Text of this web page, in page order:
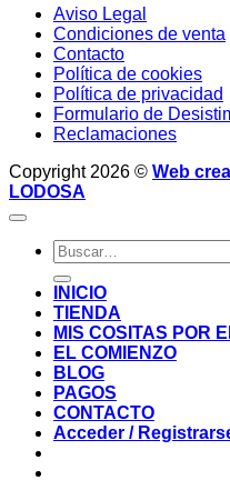
Aviso Legal
Condiciones de venta
Contacto
Política de cookies
Política de privacidad
Formulario de
Reclamaciones
Copyright 2026 © Web
LODOSA
Buscar
por:
INICIO
TIENDA
MIS COSITAS POR
EL COMIENZO
BLOG
PAGOS
CONTACTO
Acceder /